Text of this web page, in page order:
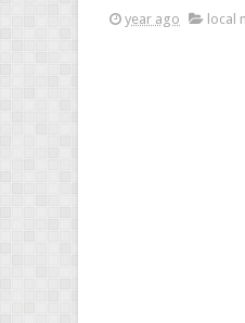
year ago local